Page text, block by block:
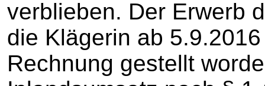
verblieben. Der Erwerb
die Klägerin ab
Rechnung gestellt